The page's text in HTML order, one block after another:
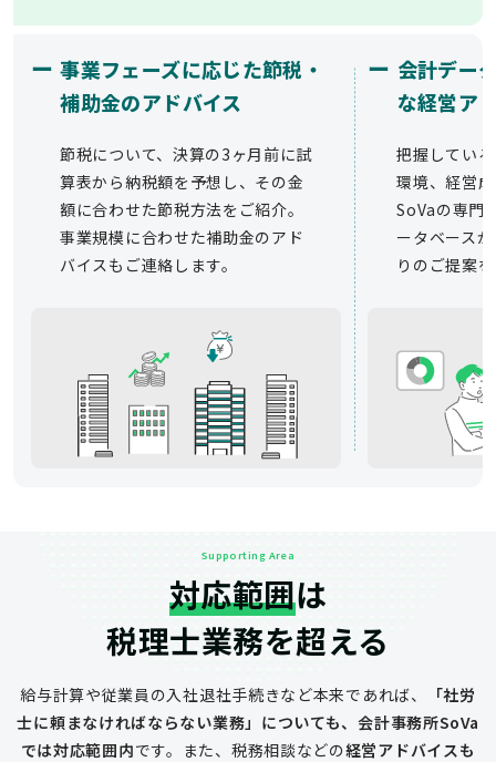
ー 事業フェーズに応じた節税・
補助金のアドバイス
節税について、決算の3ヶ月前に試
算表から納税額を予想し、その金
額に合わせた節税方法をご紹介。
事業規模に合わせた補助金のアド
バイスもご連絡します。
ー 会計デー
な経営ア
把握してい
環境、経営
SoVaの専門
ータベース
りのご提案
Supporting Area
対応範囲は
税理士業務を超える
給与計算や従業員の入社退社手続きなど本来であれば、
「社労
士に頼まなければならない業務」についても、会計事務所SoVa
では対応範囲内です。 また、税務相談などの経営アドバイスも